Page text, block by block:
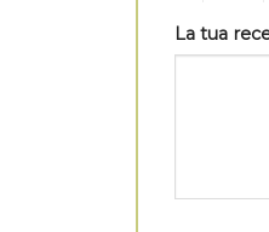
La tua